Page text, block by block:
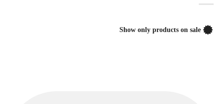
Show only products on sale